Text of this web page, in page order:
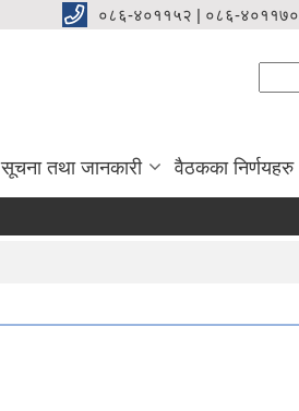
०८६-४०११५२ | ०८६-४०११७०
सूचना तथा जानकारी वैठकका निर्णयहरु